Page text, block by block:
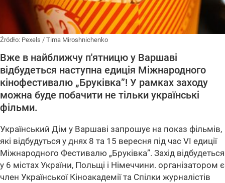
Źródło: Pexels / Tima Miroshnichenko
Вже в найближчу п'ятницю у Варшаві
відбудеться наступна едиція Міжнародного
кінофестивалю „Бруківка”! У рамках заходу
можна буде побачити не тільки українські
фільми.
Український Дім у Варшаві запрошує на показ фільмів,
які відбудуться у днях 8 та 15 вересня під час VI едиції
Міжнародного Фестивалю „Бруківка”. Захід відбудеться
у 6 містах України, Польщі і Німеччини. організатором є
член Української Кіноакадемії та Спілки журналістів